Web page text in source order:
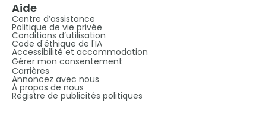
Aide
Centre d’assistance
Politique de vie privée
Conditions d’utilisation
Code d'éthique de l'IA
Accessibilité et accommodation
Gérer mon consentement
Carrières
Annoncez avec nous
À propos de nous
Registre de publicités politiques